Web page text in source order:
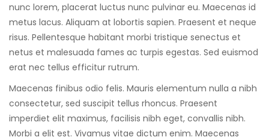
nunc lorem, placerat luctus nunc pulvinar eu. Maecenas id
metus lacus. Aliquam at lobortis sapien. Praesent et neque
risus. Pellentesque habitant morbi tristique senectus et
netus et malesuada fames ac turpis egestas. Sed euismod
erat nec tellus efficitur rutrum.
Maecenas finibus odio felis. Mauris elementum nulla a nibh
consectetur, sed suscipit tellus rhoncus. Praesent
imperdiet elit maximus, facilisis nibh eget, convallis nibh.
Morbi a elit est. Vivamus vitae dictum enim. Maecenas